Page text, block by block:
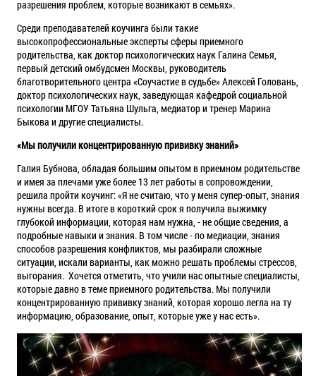
разрешения проблем, которые возникают в семьях».
Среди преподавателей коучинга были такие
высокопрофессиональные эксперты сферы приемного
родительства, как доктор психологических наук Галина Семья,
первый детский омбудсмен Москвы, руководитель
благотворительного центра «Соучастие в судьбе» Алексей Головань,
доктор психологических наук, заведующая кафедрой социальной
психологии МГОУ Татьяна Шульга, медиатор и тренер Марина
Быкова и другие специалисты.
«Мы получили концентрированную прививку знаний»
Галия Бубнова, обладая большим опытом в приемном родительстве
и имея за плечами уже более 13 лет работы в сопровождении,
решила пройти коучинг: «Я не считаю, что у меня супер-опыт, знания
нужны всегда. В итоге в короткий срок я получила выжимку
глубокой информации, которая нам нужна, - не общие сведения, а
подробные навыки и знания. В том числе - по медиации, знания
способов разрешения конфликтов, мы разбирали сложные
ситуации, искали варианты, как можно решать проблемы стрессов,
выгорания. Хочется отметить, что учили нас опытные специалисты,
которые давно в теме приемного родительства. Мы получили
концентрированную прививку знаний, которая хорошо легла на ту
информацию, образование, опыт, которые уже у нас есть».